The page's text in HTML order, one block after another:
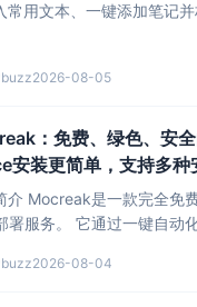
本、一键添加笔记并构建知识库。 这款工具特别适用于需
2026-08-05
：免费、绿色、安
安装更简单，支持多种
介 Mocreak是一款完全免
值守的方式，帮助用户快速下载、安装、部署Office，极大
2026-08-04